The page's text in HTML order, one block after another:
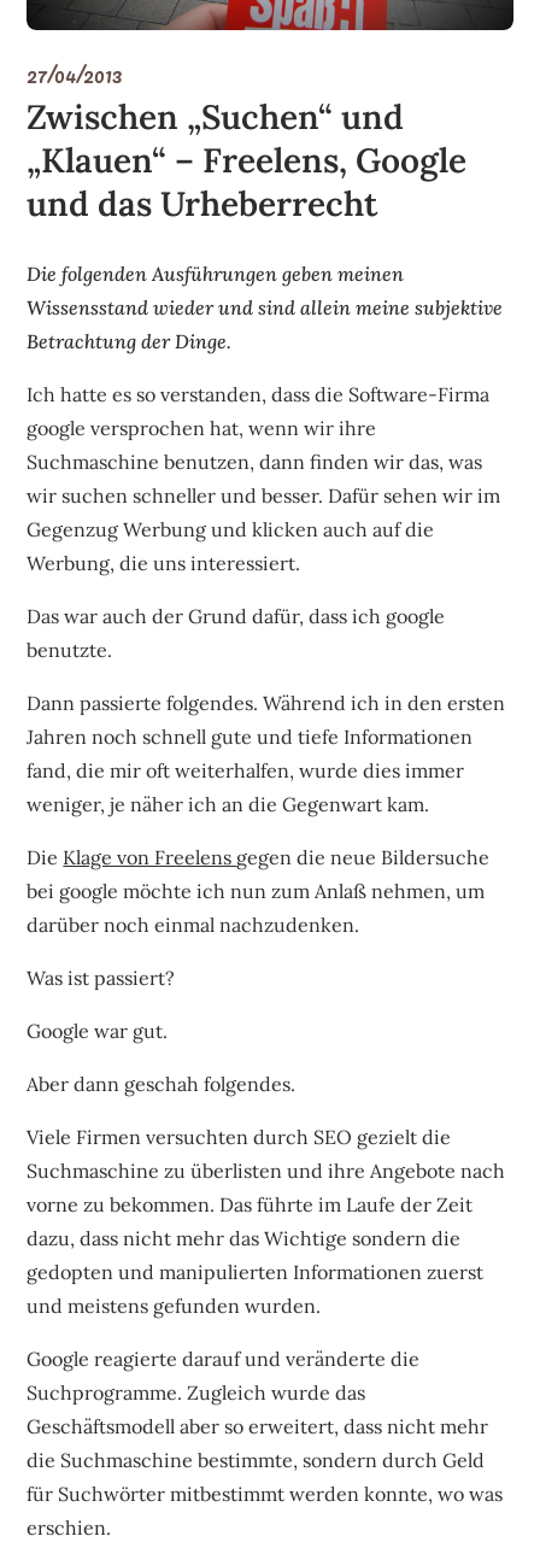
27/04/2013
Zwischen „Suchen“ und
„Klauen“ – Freelens, Google
und das Urheberrecht
Die folgenden Ausführungen geben meinen
Wissensstand wieder und sind allein meine subjektive
Betrachtung der Dinge.
Ich hatte es so verstanden, dass die Software-Firma
google versprochen hat, wenn wir ihre
Suchmaschine benutzen, dann finden wir das, was
wir suchen schneller und besser. Dafür sehen wir im
Gegenzug Werbung und klicken auch auf die
Werbung, die uns interessiert.
Das war auch der Grund dafür, dass ich google
benutzte.
Dann passierte folgendes. Während ich in den ersten
Jahren noch schnell gute und tiefe Informationen
fand, die mir oft weiterhalfen, wurde dies immer
weniger, je näher ich an die Gegenwart kam.
Die Klage von Freelens gegen die neue Bildersuche
bei google möchte ich nun zum Anlaß nehmen, um
darüber noch einmal nachzudenken.
Was ist passiert?
Google war gut.
Aber dann geschah folgendes.
Viele Firmen versuchten durch SEO gezielt die
Suchmaschine zu überlisten und ihre Angebote nach
vorne zu bekommen. Das führte im Laufe der Zeit
dazu, dass nicht mehr das Wichtige sondern die
gedopten und manipulierten Informationen zuerst
und meistens gefunden wurden.
Google reagierte darauf und veränderte die
Suchprogramme. Zugleich wurde das
Geschäftsmodell aber so erweitert, dass nicht mehr
die Suchmaschine bestimmte, sondern durch Geld
für Suchwörter mitbestimmt werden konnte, wo was
erschien.